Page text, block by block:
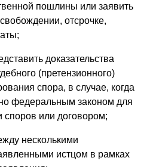
пошлины или заявить
отсрочке,
доказательства
(претензионного)
спора, в случае, когда
федеральным законом для
споров или договором;
несколькими
истцом в рамках